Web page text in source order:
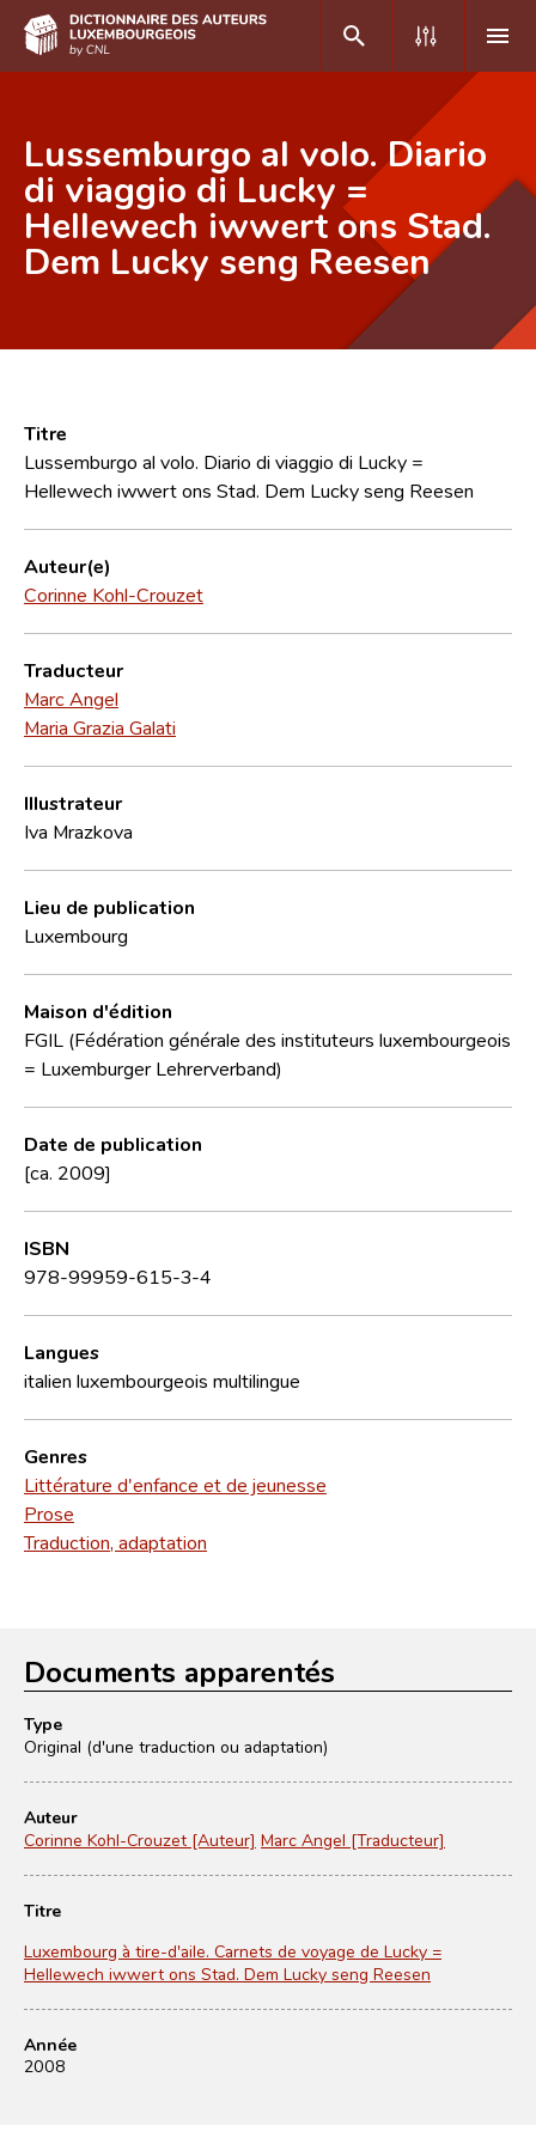
DE FR
Accueil
Auteur(e)s A-Z
Équipe scientifique
Lussemburgo al volo. Diario
di viaggio di Lucky =
Hellewech iwwert ons Stad.
Dem Lucky seng Reesen
Titre
Lussemburgo al volo. Diario di viaggio di Lucky =
Hellewech iwwert ons Stad. Dem Lucky seng Reesen
Auteur(e)
Corinne Kohl-Crouzet
Traducteur
Marc Angel
Maria Grazia Galati
Illustrateur
Iva Mrazkova
Lieu de publication
Luxembourg
Maison d'édition
FGIL (Fédération générale des instituteurs luxembourgeois
= Luxemburger Lehrerverband)
Date de publication
[ca. 2009]
ISBN
978-99959-615-3-4
Langues
italien luxembourgeois multilingue
Genres
Littérature d'enfance et de jeunesse
Prose
Traduction, adaptation
Documents apparentés
Type
Original (d'une traduction ou adaptation)
Auteur
Corinne Kohl-Crouzet [Auteur] Marc Angel [Traducteur]
Titre
Luxembourg à tire-d'aile. Carnets de voyage de Lucky =
Hellewech iwwert ons Stad. Dem Lucky seng Reesen
Année
2008